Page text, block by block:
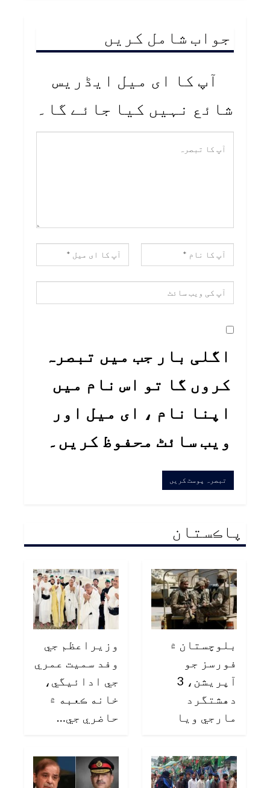
جواب شامل کریں
آپ کا ای میل ایڈریس
شائع نہیں کیا جائے گا۔
اگلی بار جب میں تبصرہ
کروں گا تو اس نام میں
اپنا نام ، ای میل اور
ویب سائٹ محفوظ کریں۔
پاڪستان
بلوچستان ۾
فورسز جو
آپريشن، 3
دهشتگرد
مارجي ويا
وزيراعظم جي
وفد سميت عمري
جي ادائيگي،
خانه ڪعبه ۾
حاضري جي…